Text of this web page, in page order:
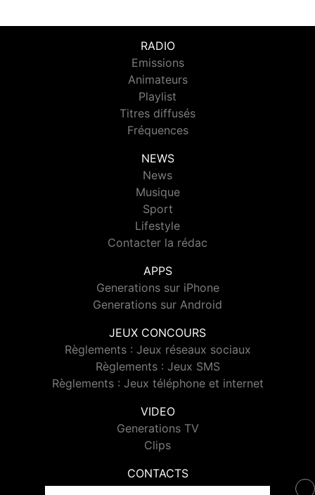
RADIO
Emissions
Animateurs
Playlist
Titres diffusés
Fréquences
NEWS
News
Musique
Sport
Lifestyle
Contacter la rédac
APPS
Generations sur iPhone
Generations sur Android
JEUX CONCOURS
Règlements : Jeux réseaux sociaux
Règlements : Jeux SMS
Règlements : Jeux téléphone et internet
VIDEO
Generations TV
Clips
CONTACTS
Contacter Generations